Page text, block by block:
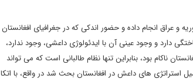
عراق انجام داده و حضور اندکی که در جغرافیای افغانستان
دارد و وجود عینی آن با ایدئولوژی داعشی، وجود ندارد،
ناکام بود، بنابراین تنها نظام طالبانی است که می تواند
استراتژی های داعش در افغانستان بحث شد در واقع، با اتکا